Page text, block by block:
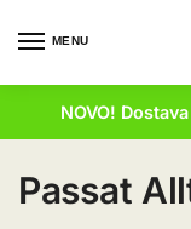
MENU
NOVO!
Passat